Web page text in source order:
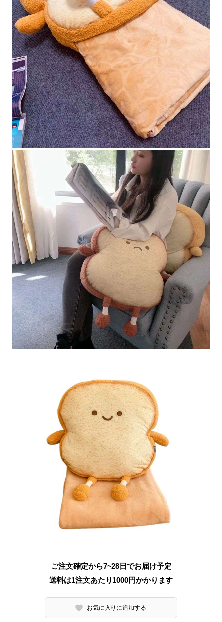
ご注文確定から7~28日でお届け予定
送料は1注文あたり 1000円かかります
お気に入りに追加する